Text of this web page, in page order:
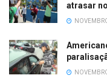
atrasar